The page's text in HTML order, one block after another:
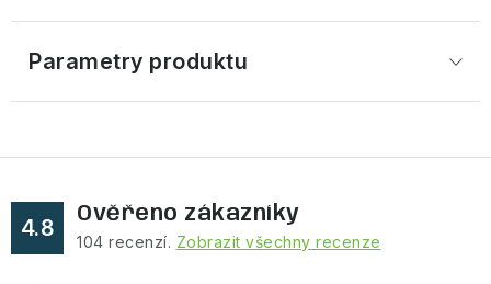
Parametry produktu
4.8
Ověřeno zákazníky
104 recenzí. Zobrazit všechny recenze